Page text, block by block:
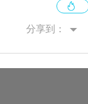
分享到：